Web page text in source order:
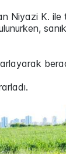
Niyazi K.